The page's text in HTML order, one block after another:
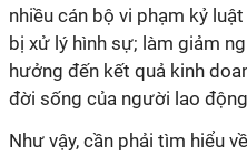
nhiều cán bộ vi phạm kỷ
bị xử lý hình sự; làm giảm
hưởng đến kết quả kinh
đời sống của người lao động
Như vậy, cần phải tìm hiểu